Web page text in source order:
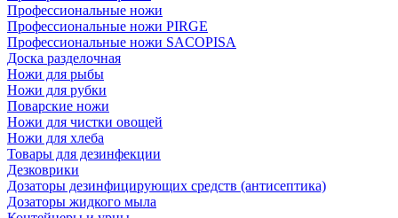
Профессиональные ножи
Профессиональные ножи PIRGE
Профессиональные ножи SACOPISA
Доска разделочная
Ножи для рыбы
Ножи для рубки
Поварские ножи
Ножи для чистки овощей
Ножи для хлеба
Товары для дезинфекции
Дезковрики
Дозаторы дезинфицирующих средств (антисептика)
Дозаторы жидкого мыла